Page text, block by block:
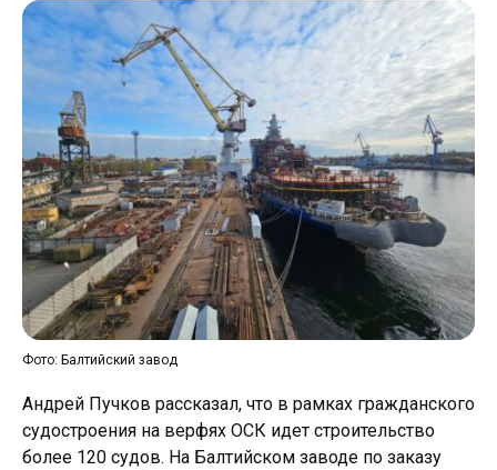
Фото: Балтийский завод
Андрей Пучков рассказал, что в рамках гражданского
судостроения на верфях ОСК идет строительство
более 120 судов. На Балтийском заводе по заказу